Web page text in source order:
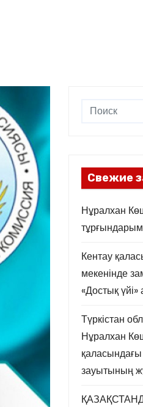
Свежие
Нұралхан
Кентау
мекенінде
«Достық
Түркістан
Нұралхан
қаласындағы
зауытының